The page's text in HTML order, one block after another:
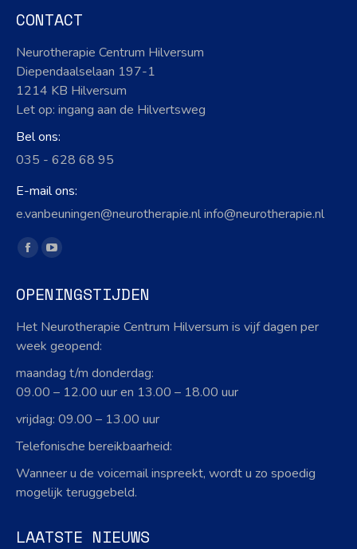
CONTACT
Neurotherapie Centrum Hilversum
Diependaalselaan 197-1
1214 KB Hilversum
Let op: ingang aan de Hilvertsweg
Bel ons:
035 - 628 68 95
E-mail ons:
e.vanbeuningen@neurotherapie.nl info@neurotherapie.nl
Vind ons op:
Facebook
opens
in
new
YouTube
opens
new
OPENINGSTIJDEN
Het Neurotherapie Centrum Hilversum is vijf dagen per
week geopend:
maandag t/m donderdag:
09.00 – 12.00 uur en 13.00 – 18.00 uur
vrijdag: 09.00 – 13.00 uur
Telefonische bereikbaarheid:
Wanneer u de voicemail inspreekt, wordt u zo spoedig
mogelijk teruggebeld.
LAATSTE NIEUWS